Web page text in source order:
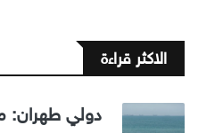
الاكثر قراءة
دولي